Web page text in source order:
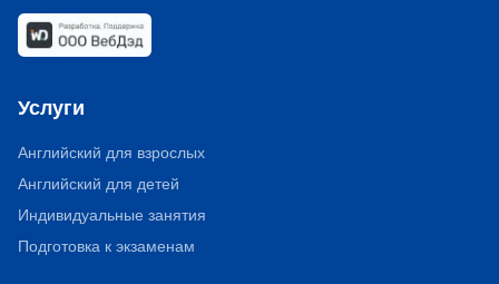
Услуги
Английский для взрослых
Английский для детей
Индивидуальные занятия
Подготовка к экзаменам